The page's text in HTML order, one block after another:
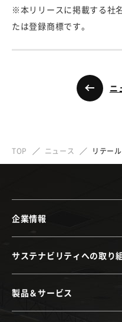
※本リリースに掲載する社
たは登録商標です。
ニ
TOP ニュース リテー
企業情報
サステナビリティへの取り
製品＆サービス